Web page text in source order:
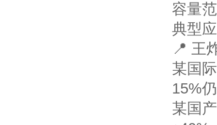
容量
典型
📍 王
某国
15%
某国